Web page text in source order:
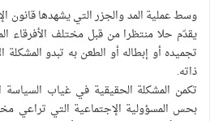
وسط عملية المد والجزر التي يشهدها قانون
يقدّم حلا منتظرا من قبل مختلف
تجميده أو إبطاله أو الطعن به تبدو
ذاته.
تكمن المشكلة الحقيقية في غياب السياسة
بحس المسؤولية الإجتماعية التي تراعي